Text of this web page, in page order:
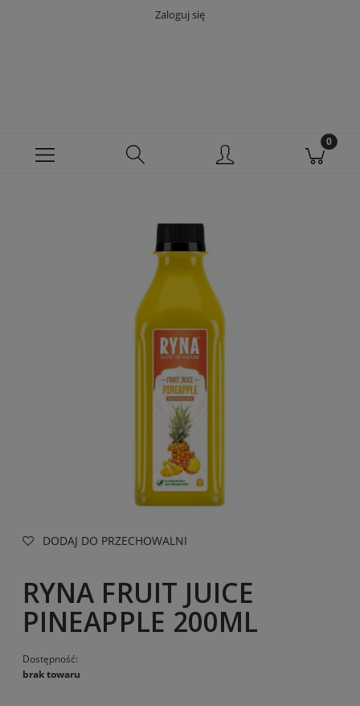
Zaloguj się
DODAJ DO PRZECHOWALNI
RYNA FRUIT JUICE
PINEAPPLE 200ML
Dostępność:
brak towaru